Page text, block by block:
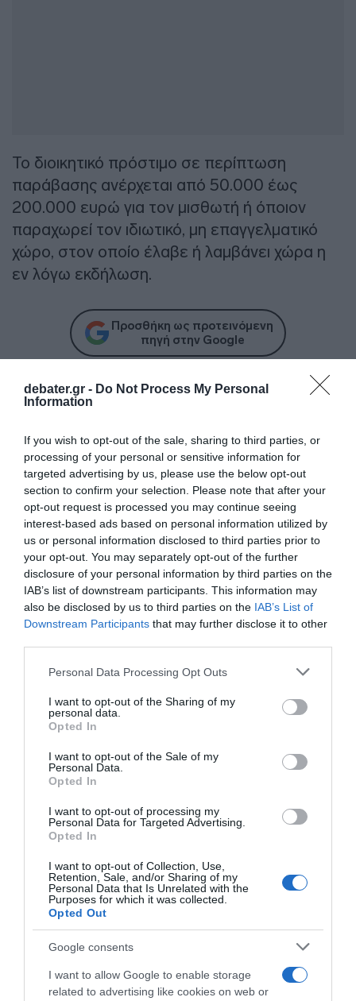
debater.gr - Do Not Process My Personal
Information
If you wish to opt-out of the sale, sharing to third parties, or
processing of your personal or sensitive information for
targeted advertising by us, please use the below opt-out
section to confirm your selection. Please note that after your
opt-out request is processed you may continue seeing
interest-based ads based on personal information utilized by
us or personal information disclosed to third parties prior to
your opt-out. You may separately opt-out of the further
disclosure of your personal information by third parties on the
IAB’s list of downstream participants. This information may
also be disclosed by us to third parties on the IAB’s List of
Downstream Participants that may further disclose it to other
Please note that this website/app uses one or more Google
not limited to your visit or usage behaviour. You may click to
grant or deny consent to Google and its third-party tags to
use your data for below specified purposes in below Google
consent section.
Personal Data Processing Opt Outs
I want to opt-out of the Sharing of my
personal data.
Opted In
I want to opt-out of the Sale of my
Personal Data.
Opted In
I want to opt-out of processing my
Personal Data for Targeted Advertising.
Opted In
I want to opt-out of Collection, Use,
Retention, Sale, and/or Sharing of my
Personal Data that Is Unrelated with the
Purposes for which it was collected.
Opted Out
Google consents
I want to allow Google to enable storage
related to advertising like cookies on web or
Το διοικητικό πρόστιμο σε περίπτωση
παράβασης ανέρχεται από 50.000 έως
200.000 ευρώ για τον μισθωτή ή όποιον
παραχωρεί τον ιδιωτικό, μη επαγγελματικό
χώρο, στον οποίο έλαβε ή λαμβάνει χώρα η
εν λόγω εκδήλωση.
Προσθήκη ως προτεινόμενη
πηγή στην Google
Ακολούθησε το debater.gr στο
Share Tweet
ΑΠΑΓΟΡΕΥΣΗ ΚΥΚΛΟΦΟΡΙΑΣ
ΑΠΑΓΟΡΕΥΣΗ ΜΟΥΣΙΚΗΣ
ΚΟΡΟΝΟΙΟΣ
ΜΥΚΟΝΟΣ
ΜΥΚΟΝΟΣ ΠΑΡΤΙ
ΔΙΑΦΗΜΙΣΗ
ΣΧΟΛΙΑ